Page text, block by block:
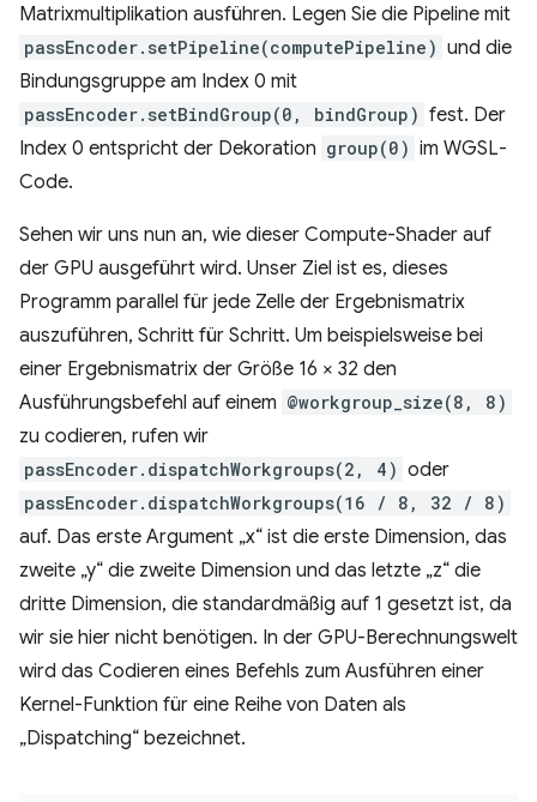
Matrixmultiplikation ausführen. Legen Sie die Pipeline mit
passEncoder.setPipeline(computePipeline) und die
Bindungsgruppe am Index 0 mit
passEncoder.setBindGroup(0, bindGroup) fest. Der
Index 0 entspricht der Dekoration group(0) im WGSL-
Code.
Sehen wir uns nun an, wie dieser Compute-Shader auf
der GPU ausgeführt wird. Unser Ziel ist es, dieses
Programm parallel für jede Zelle der Ergebnismatrix
auszuführen, Schritt für Schritt. Um beispielsweise bei
einer Ergebnismatrix der Größe 16 × 32 den
Ausführungsbefehl auf einem @workgroup_size(8, 8)
zu codieren, rufen wir
passEncoder.dispatchWorkgroups(2, 4) oder
passEncoder.dispatchWorkgroups(16 / 8, 32 / 8)
auf. Das erste Argument „x“ ist die erste Dimension, das
zweite „y“ die zweite Dimension und das letzte „z“ die
dritte Dimension, die standardmäßig auf 1 gesetzt ist, da
wir sie hier nicht benötigen. In der GPU-Berechnungswelt
wird das Codieren eines Befehls zum Ausführen einer
Kernel-Funktion für eine Reihe von Daten als
„Dispatching“ bezeichnet.